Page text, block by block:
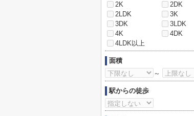
2K
2DK
2LDK
3K
3DK
3LDK
4K
4DK
4LDK以上
面積
～
駅からの徒歩